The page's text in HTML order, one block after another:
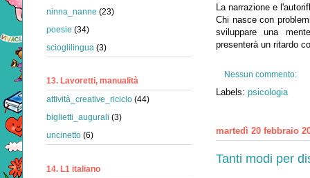
La narrazione e
Chi nasce con
sviluppare una
presenterà un ritardo
Nessun commento:
Labels: psicologia
martedì 20 febbraio
Tanti modi per
ninna_nanne (23)
poesie (34)
scioglilingua (3)
13. Lavoretti, manualità
attività_creative_riciclo (44)
biglietti_augurali (3)
uncinetto (6)
14. L1 italiano